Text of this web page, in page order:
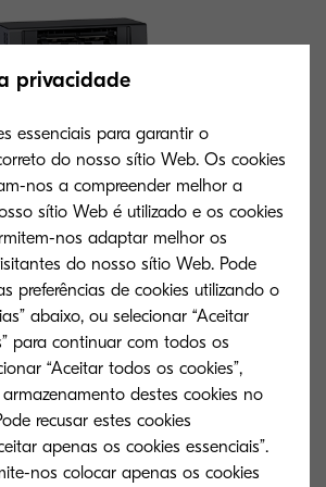
cores para formato A4
motor
A4 por minuto em cores
privacidade
essenciais para garantir o
do nosso sítio Web. Os cookies
nos a compreender melhor a
sítio Web é utilizado e os cookies
nos adaptar melhor os
do nosso sítio Web. Pode
preferências de cookies utilizando o
abaixo, ou selecionar “Aceitar
para continuar com todos os
“Aceitar todos os cookies”,
destes cookies no
recusar estes cookies
apenas os cookies essenciais”.
nos colocar apenas os cookies